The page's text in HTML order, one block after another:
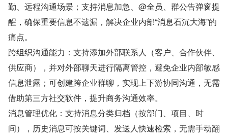
勤、远程沟通场景；支持消息加急、@全员、群公告弹窗提
醒，确保重要信息不遗漏，解决企业内部“消息石沉大海”的
痛点。
跨组织沟通能力：支持添加外部联系人（客户、合作伙伴、
供应商），并对外部聊天进行隔离管控，避免企业内部敏感
信息泄露；可创建跨企业群聊，实现上下游协同沟通，无需
借助第三方社交软件，提升商务沟通效率。
消息管理优化：支持消息分类归档（按部门、项目、时
间），历史消息可按关键词、发送人快速检索，无需手动翻